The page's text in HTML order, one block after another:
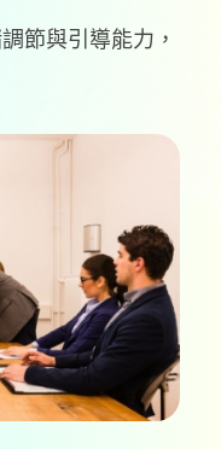
節與引導能力，